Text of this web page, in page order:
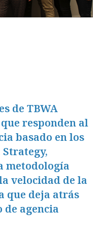
de TBWA
responden al
basado en los
metodología
velocidad de la
que deja atrás
de agencia